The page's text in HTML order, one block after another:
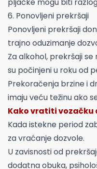
6. Ponovljeni prekršaji
Ponovljeni prekršaji
trajno oduzimanje
Za alkohol, prekršaji
su počinjeni u roku od
Prekoračenja brzine i
imaju veću težinu ako
Kako vratiti vozačku
Kada istekne period
za vraćanje dozvole.
U zavisnosti od
dodatna obuka,